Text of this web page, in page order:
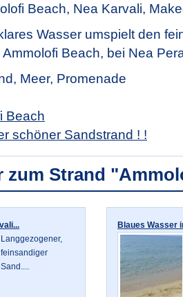
Beach, Nea Karvali,
Wasser umspielt den
Ammolofi Beach, bei Nea
Meer, Promenade
Beach
schöner Sandstrand ! !
zum Strand
Langgezogener,
feinsandiger
Sand....
Blaues Wasser